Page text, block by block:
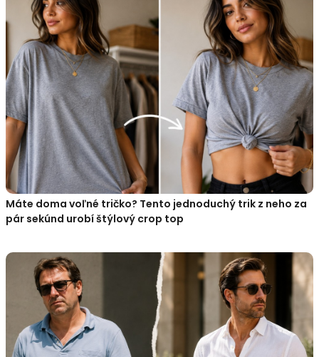
Máte doma voľné tričko? Tento jednoduchý trik z neho za
pár sekúnd urobí štýlový crop top